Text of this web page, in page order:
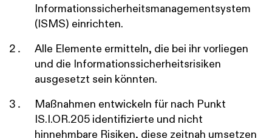
Informationssicherheitsmanagementsystem
(ISMS) einrichten.
Alle Elemente ermitteln, die bei ihr vorliegen
und die Informationssicherheitsrisiken
ausgesetzt sein könnten.
Maßnahmen entwickeln für nach Punkt
IS.I.OR.205 identifizierte und nicht
hinnehmbare Risiken, diese zeitnah umsetzen